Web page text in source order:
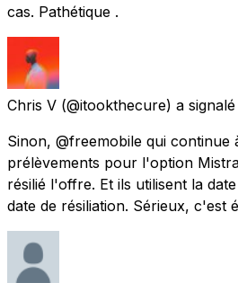
cas. Pathétique .
Chris V (@itookthecure) a signalé
Sinon, @freemobile qui continue
prélèvements pour l'option
résilié l'offre. Et ils utilisent la
date de résiliation. Sérieux, c'est